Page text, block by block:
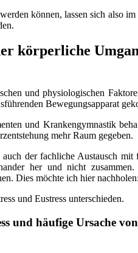
können, lassen sich also
körperliche
und physiologischen
Bewegungsapparat
und Krankengymnastik
mehr Raum gegeben.
der fachliche Austausch
her und nicht
Dies möchte ich hier nachholen:
und Eustress unterschieden.
und häufige Ursache